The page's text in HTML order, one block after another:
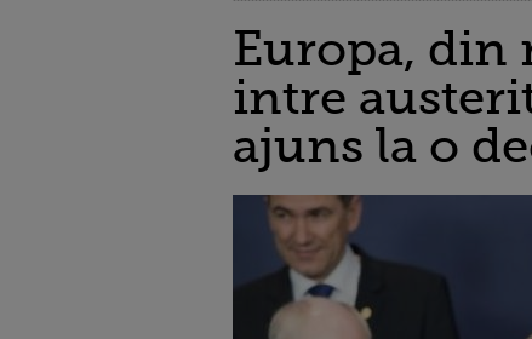
Europa, din
intre
ajuns la o